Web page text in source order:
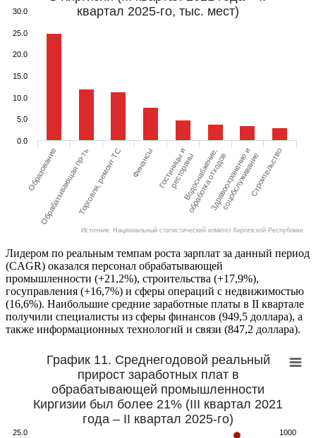
квартал 2025-го, тыс. мест)
Образование
Обрабатывающая пр-тьТорговля, ремонт ТС Финансы Гостиницы и
рестораныВодоснабжение,
обработка отходовЗдравоохранение и
соцобслуживаниеСтроительство
0.0
5.0
10.0
15.0
20.0
25.0
30.0
Источник: Национальный статистический комитет Киргизской Республики
Лидером по реальным темпам роста зарплат за данный период
(CAGR) оказался персонал обрабатывающей
промышленности (+21,2%), строительства (+17,9%),
госуправления (+16,7%) и сферы операций с недвижимостью
(16,6%). Наибольшие средние заработные платы в II квартале
получили специалисты из сферы финансов (949,5 доллара), а
также информационных технологий и связи (847,2 доллара).
График 11. Среднегодовой реальный
прирост заработных плат в
обрабатывающей промышленности
Киргизии был более 21% (III квартал 2021
года – II квартал 2025-го)
1000
25.0